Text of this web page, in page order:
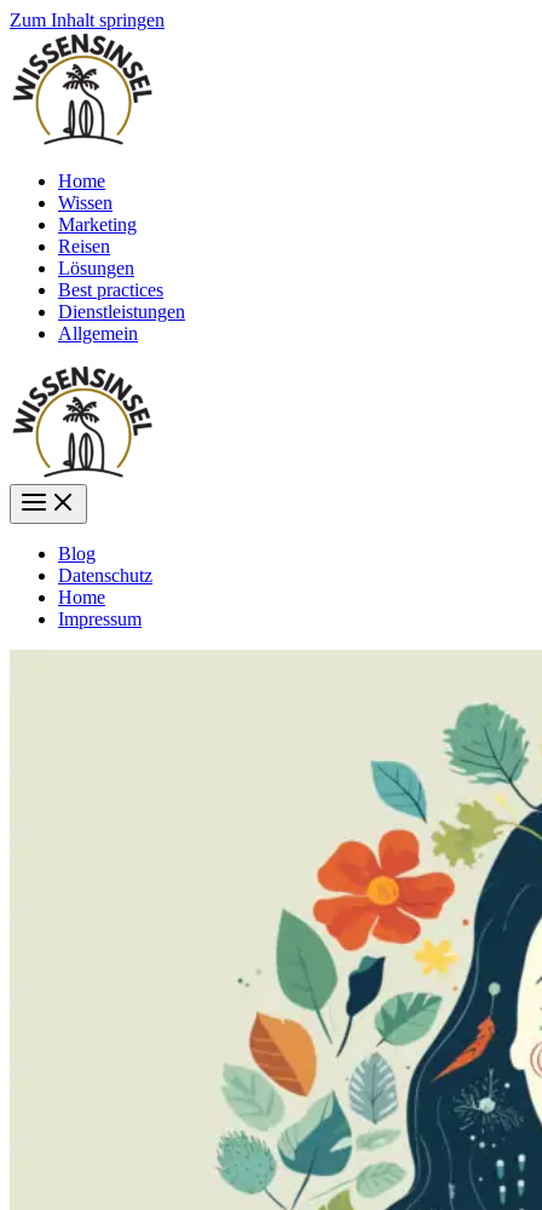
Zum Inhalt springen
Home
Wissen
Marketing
Reisen
Lösungen
Best practices
Dienstleistungen
Allgemein
Blog
Datenschutz
Home
Impressum